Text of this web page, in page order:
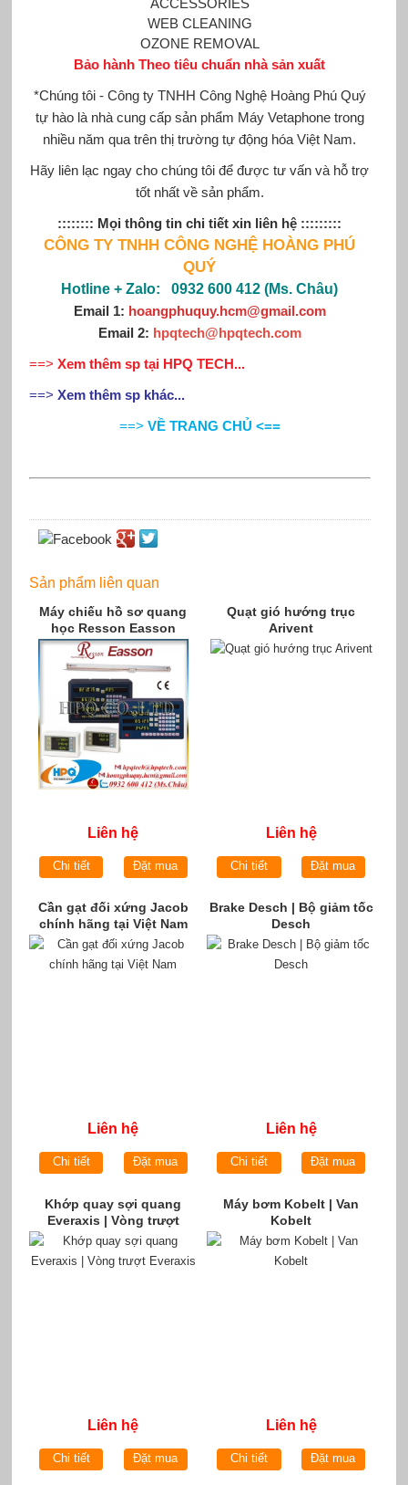
ACCESSORIES
WEB CLEANING
OZONE REMOVAL
Bảo hành Theo tiêu chuẩn nhà sản xuất
*Chúng tôi - Công ty TNHH Công Nghệ Hoàng Phú Quý
tự hào là nhà cung cấp sản phẩm Máy Vetaphone trong
nhiều năm qua trên thị trường tự động hóa Việt Nam.
Hãy liên lạc ngay cho chúng tôi để được tư vấn và hỗ trợ
tốt nhất về sản phẩm.
:::::::: Mọi thông tin chi tiết xin liên hệ :::::::::
CÔNG TY TNHH CÔNG NGHỆ HOÀNG PHÚ
QUÝ
Hotline + Zalo: 0932 600 412 (Ms. Châu)
Email 1: hoangphuquy.hcm@gmail.com
Email 2: hpqtech@hpqtech.com
==> Xem thêm sp tại HPQ TECH...
==> Xem thêm sp khác...
==> VỀ TRANG CHỦ <==
Sản phẩm liên quan
Máy chiếu hồ sơ quang
học Resson Easson
Liên hệ
Chi tiết Đặt mua
Quạt gió hướng trục
Arivent
Liên hệ
Chi tiết Đặt mua
Cần gạt đối xứng Jacob
chính hãng tại Việt Nam
Liên hệ
Chi tiết Đặt mua
Brake Desch | Bộ giảm tốc
Desch
Liên hệ
Chi tiết Đặt mua
Khớp quay sợi quang
Everaxis | Vòng trượt
Everaxis
Liên hệ
Chi tiết Đặt mua
Máy bơm Kobelt | Van
Kobelt
Liên hệ
Chi tiết Đặt mua